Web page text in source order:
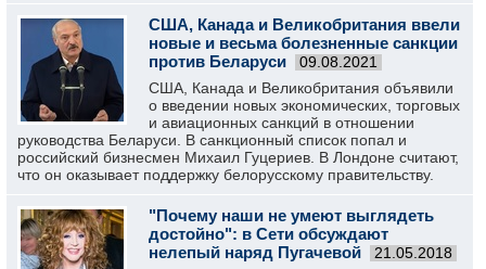
США, Канада и Великобритания ввели
новые и весьма болезненные санкции
против Беларуси
09.08.2021
США, Канада и Великобритания объявили
о введении новых экономических, торговых
и авиационных санкций в отношении
руководства Беларуси. В санкционный список попал и
российский бизнесмен Михаил Гуцериев. В Лондоне считают,
что он оказывает поддержку белорусскому правительству.
"Почему наши не умеют выглядеть
достойно": в Сети обсуждают
нелепый наряд Пугачевой
21.05.2018